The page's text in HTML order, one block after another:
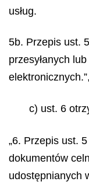
usług.
5b. Przepis ust.
przesyłanych
elektronicznych.”,
c) ust. 6
„6. Przepis ust.
dokumentów
udostępnianych